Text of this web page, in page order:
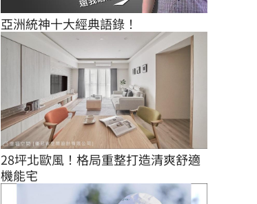
亞洲統神十大經典語錄！
28坪北歐風！格局重整打造清爽舒適
機能宅